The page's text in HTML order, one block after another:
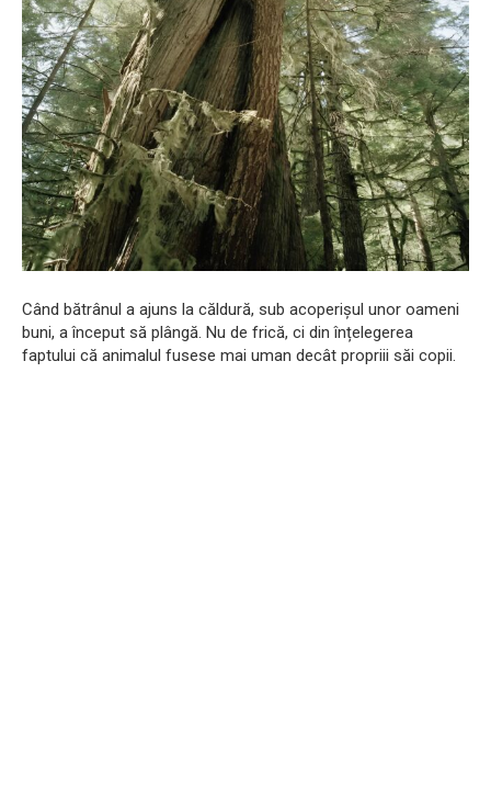
Când bătrânul a ajuns la căldură, sub acoperișul unor oameni
buni, a început să plângă. Nu de frică, ci din înțelegerea
faptului că animalul fusese mai uman decât propriii săi copii.